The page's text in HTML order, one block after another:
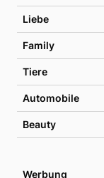
Liebe
Family
Tiere
Automobile
Beauty
Werbung